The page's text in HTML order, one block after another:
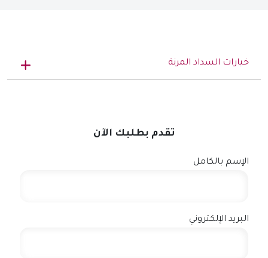
خيارات السداد المرنة
تقدم بطلبك الآن
الإسم بالكامل
البريد الإلكتروني